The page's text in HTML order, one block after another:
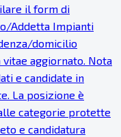
il form di
Addetta Impianti
domicilio
aggiornato. Nota
e candidate in
La posizione è
categorie protette
e candidatura